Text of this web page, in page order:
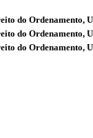
do Ordenamento,
do Ordenamento,
do Ordenamento,